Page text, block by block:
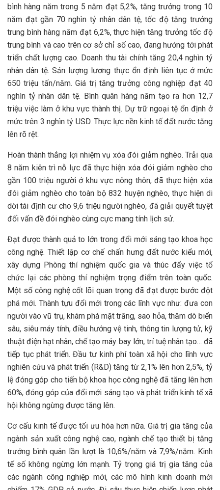
bình hàng năm trong 5 năm đạt 5,2%, tăng trưởng trong 10
năm đạt gần 70 nghìn tỷ nhân dân tệ, tốc độ tăng trưởng
trung bình hàng năm đạt 6,2%, thực hiện tăng trưởng tốc độ
trung bình và cao trên cơ sở chỉ số cao, đang hướng tới phát
triển chất lượng cao. Doanh thu tài chính tăng 20,4 nghìn tỷ
nhân dân tệ. Sản lượng lương thực ổn định liên tục ở mức
650 triệu tấn/năm. Giá trị tăng trưởng công nghiệp đạt 40
nghìn tỷ nhân dân tệ. Bình quân hàng năm tạo ra hơn 12,7
triệu việc làm ở khu vực thành thị. Dự trữ ngoại tệ ổn định ở
mức trên 3 nghìn tỷ USD. Thực lực nền kinh tế đất nước tăng
lên rõ rệt.
Hoàn thành thắng lợi nhiệm vụ xóa đói giảm nghèo. Trải qua
8 năm kiên trì nỗ lực đã thực hiện xóa đói giảm nghèo cho
gần 100 triệu người ở khu vực nông thôn, đã thực hiện xóa
đói giảm nghèo cho toàn bộ 832 huyện nghèo, thực hiện di
dời tái định cư cho 9,6 triệu người nghèo, đã giải quyết tuyệt
đối vấn đề đói nghèo cùng cực mang tính lịch sử.
Đạt được thành quả to lớn trong đổi mới sáng tạo khoa học
công nghệ. Thiết lập cơ chế chấn hưng đất nước kiểu mới,
xây dựng Phòng thí nghiệm quốc gia và thúc đẩy việc tổ
chức lại các phòng thí nghiệm trọng điểm trên toàn quốc.
Một số công nghệ cốt lõi quan trọng đã đạt được bước đột
phá mới. Thành tựu đổi mới trong các lĩnh vực như: đưa con
người vào vũ trụ, khám phá mặt trăng, sao hỏa, thăm dò biển
sâu, siêu máy tính, điều hướng vệ tinh, thông tin lượng tử, kỹ
thuật điện hạt nhân, chế tạo máy bay lớn, trí tuệ nhân tạo… đã
tiếp tục phát triển. Đầu tư kinh phí toàn xã hội cho lĩnh vực
nghiên cứu và phát triển (R&D) tăng từ 2,1% lên hơn 2,5%, tỷ
lệ đóng góp cho tiến bộ khoa học công nghệ đã tăng lên hơn
60%, đóng góp của đổi mới sáng tạo và phát triển kinh tế xã
hội không ngừng được tăng lên.
Cơ cấu kinh tế được tối ưu hóa hơn nữa. Giá trị gia tăng của
ngành sản xuất công nghệ cao, ngành chế tạo thiết bị tăng
trưởng bình quân lần lượt là 10,6%/năm và 7,9%/năm. Kinh
tế số không ngừng lớn mạnh. Tỷ trọng giá trị gia tăng của
các ngành công nghiệp mới, các mô hình kinh doanh mới